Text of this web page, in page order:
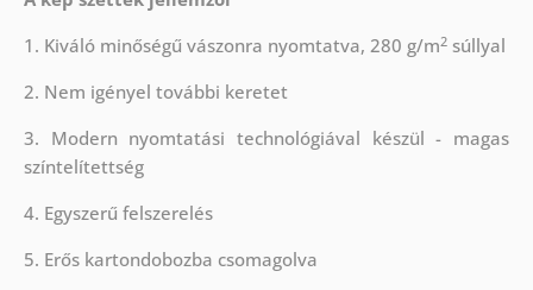
1. Kiváló minőségű vászonra nyomtatva, 280 g/m2súllyal
2. Nem igényel további keretet
3. Modern nyomtatási technológiával készül - magas
színtelítettség
4. Egyszerű felszerelés
5. Erős kartondobozba csomagolva